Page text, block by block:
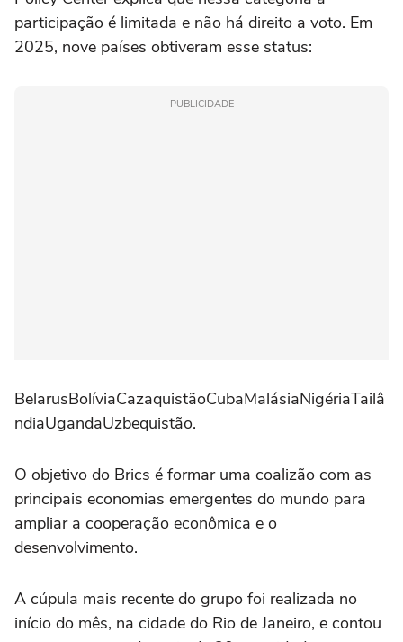
participação é limitada e não há direito a voto. Em
2025, nove países obtiveram esse status:
PUBLICIDADE
BelarusBolíviaCazaquistãoCubaMalásiaNigériaTailâ
ndiaUgandaUzbequistão.
O objetivo do Brics é formar uma coalizão com as
principais economias emergentes do mundo para
ampliar a cooperação econômica e o
desenvolvimento.
A cúpula mais recente do grupo foi realizada no
início do mês, na cidade do Rio de Janeiro, e contou